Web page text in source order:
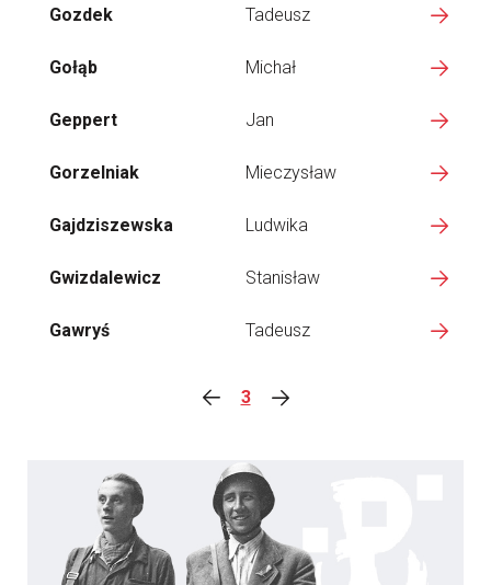
Gozdek Tadeusz
Gołąb Michał
Geppert Jan
Gorzelniak Mieczysław
Gajdziszewska Ludwika
Gwizdalewicz Stanisław
Gawryś Tadeusz
3